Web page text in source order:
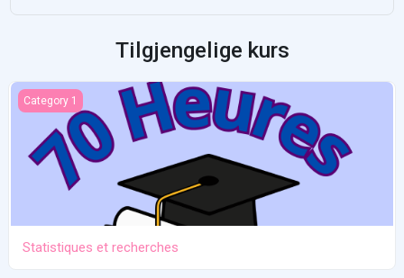
Tilgjengelige kurs
Statistiques et recherches
Category 1
Statistiques et recherches